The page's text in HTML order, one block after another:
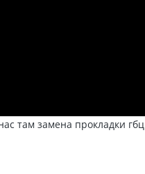
там замена прокладки гбц